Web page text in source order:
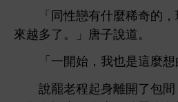
「同性戀
什麼稀奇
越
。」唐子
。
「
始， 也 麼
罷老程起
包